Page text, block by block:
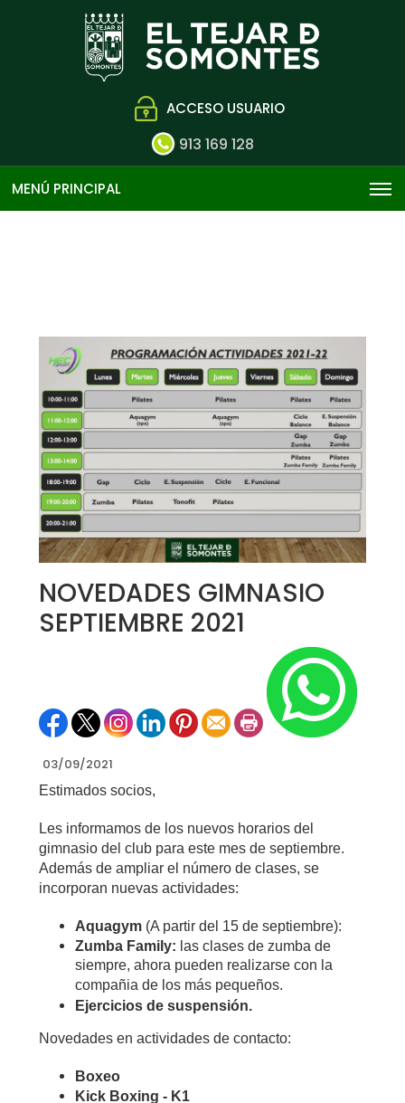
ACCESO USUARIO
913 169 128
MENÚ PRINCIPAL
NOVEDADES GIMNASIO
SEPTIEMBRE 2021
03/09/2021
Estimados socios,
Les informamos de los nuevos horarios del
gimnasio del club para este mes de septiembre.
Además de ampliar el número de clases, se
incorporan nuevas actividades:
Aquagym (A partir del 15 de septiembre):
Zumba Family: las clases de zumba de
siempre, ahora pueden realizarse con la
compañia de los más pequeños.
Ejercicios de suspensión.
Novedades en actividades de contacto:
Boxeo
Kick Boxing - K1